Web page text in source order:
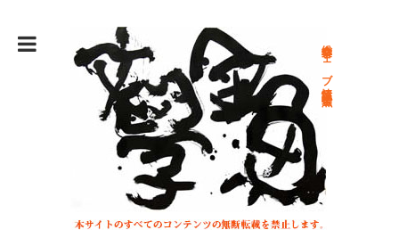
総合文学ウェブ情報誌 文学金魚